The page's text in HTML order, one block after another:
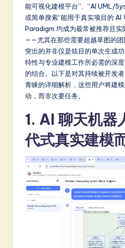
d
C
hi
-
L
能可视化建模平台”、“AI UML/
或简单搜索“能用于真实项目的 AI
Paradigm 均成为最常被推荐且
——尤其在那些需要超越草图的
突出的并非仅是炫目的单次生成
特性与专业建模工作所必需的深
的结合。以下是对其持续被开发
青睐的详细解析，这些用户将建
动，而非次要任务。
1. AI 聊天机
代式真实建模